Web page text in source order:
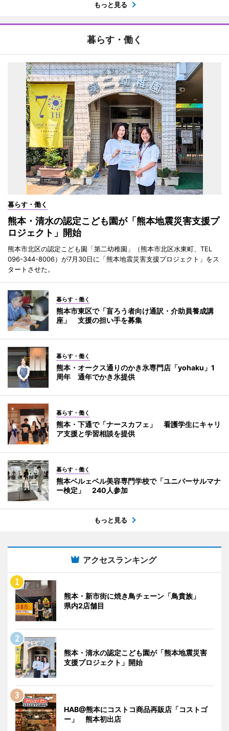
もっと見る
暮らす・働く
暮らす・働く
熊本・清水の認定こども園が「熊本地震災害支援プ
ロジェクト」開始
熊本市北区の認定こども園「第二幼稚園」（熊本市北区水東町、TEL
096-344-8006）が7月30日に「熊本地震災害支援プロジェクト」をス
タートさせた。
暮らす・働く
熊本市東区で「盲ろう者向け通訳・介助員養成講
座」 支援の担い手を募集
暮らす・働く
熊本・オークス通りのかき氷専門店「yohaku」1
周年 通年でかき氷提供
暮らす・働く
熊本・下通で「ナースカフェ」 看護学生にキャリ
ア支援と学習相談を提供
暮らす・働く
熊本ベルェベル美容専門学校で「ユニバーサルマナ
ー検定」 240人参加
もっと見る
アクセスランキング
熊本・新市街に焼き鳥チェーン「鳥貴族」
県内2店舗目
熊本・清水の認定こども園が「熊本地震災害
支援プロジェクト」開始
HAB@熊本にコストコ商品再販店「コストゴ
ー」 熊本初出店